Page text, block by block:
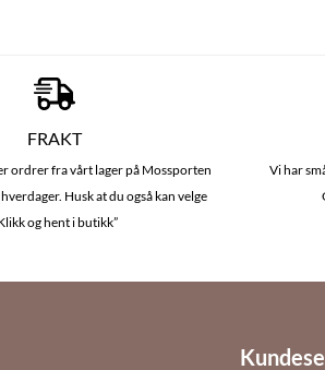
FRAKT
ordrer fra vårt lager på Mossporten
Husk at du også kan velge
og hent i butikk”
Vi har